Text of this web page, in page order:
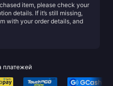
item, please check your
details. If it’s still missing,
with your order details, and
платежей